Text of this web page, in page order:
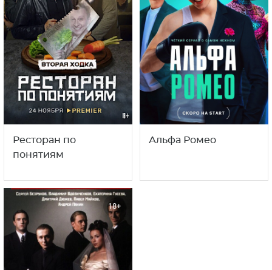
18+
Бригада